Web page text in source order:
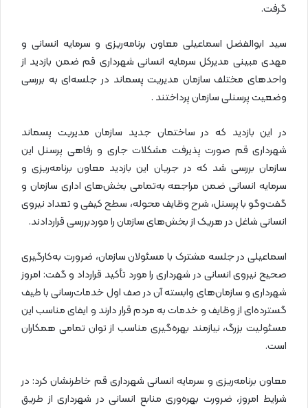
گرفت.
سید ابوالفضل اسماعیلی معاون برنامه‌ریزی و سرمایه انسانی و
مهدی مبینی مدیرکل سرمایه انسانی شهرداری قم ضمن بازدید از
واحدهای مختلف سازمان مدیریت پسماند در جلسه‌ای به بررسی
وضعیت پرسنلی سازمان پرداختند .
در این بازدید که در ساختمان جدید سازمان مدیریت پسماند
شهرداری قم صورت پذیرفت مشکلات جاری و رفاهی پرسنل این
سازمان بررسی شد که در جریان این بازدید معاون برنامه‌ریزی و
سرمایه انسانی ضمن مراجعه به‌تمامی بخش‌های اداری سازمان و
گفت‌وگو با پرسنل، شرح وظایف محوله، سطح کیفی و تعداد نیروی
انسانی شاغل در هریک از بخش‌های سازمان را موردبررسی قراردادند.
اسماعیلی در جلسه مشترک با مسئولان سازمان، ضرورت به‌کارگیری
صحیح نیروی انسانی در شهرداری را مورد تأکید قرارداد و گفت: امروز
شهرداری و سازمان‌های وابسته آن در صف اول خدمات‌رسانی با طیف
گسترده‌ای از وظایف و خدمات به مردم قرار دارند و ایفای مناسب این
مسئولیت بزرگ، نیازمند بهره‌گیری مناسب از توان تمامی همکاران
است.
معاون برنامه‌ریزی و سرمایه انسانی شهرداری قم خاطرنشان کرد: در
شرایط امروز، ضرورت بهره‌وری منابع انسانی در شهرداری از طریق